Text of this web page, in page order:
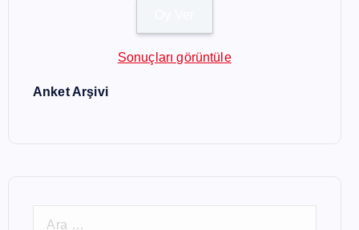
Sonuçları görüntüle
Anket Arşivi